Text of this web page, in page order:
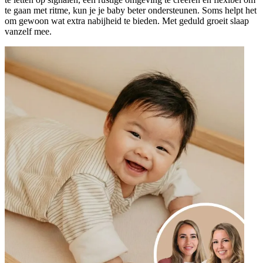
te gaan met ritme, kun je je baby beter ondersteunen. Soms helpt het
om gewoon wat extra nabijheid te bieden. Met geduld groeit slaap
vanzelf mee.